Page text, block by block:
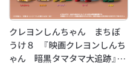
クレヨンしんちゃん まちぼ
うけ８ 『映画クレヨンしんち
ゃん 暗黒タマタマ大追跡』【2